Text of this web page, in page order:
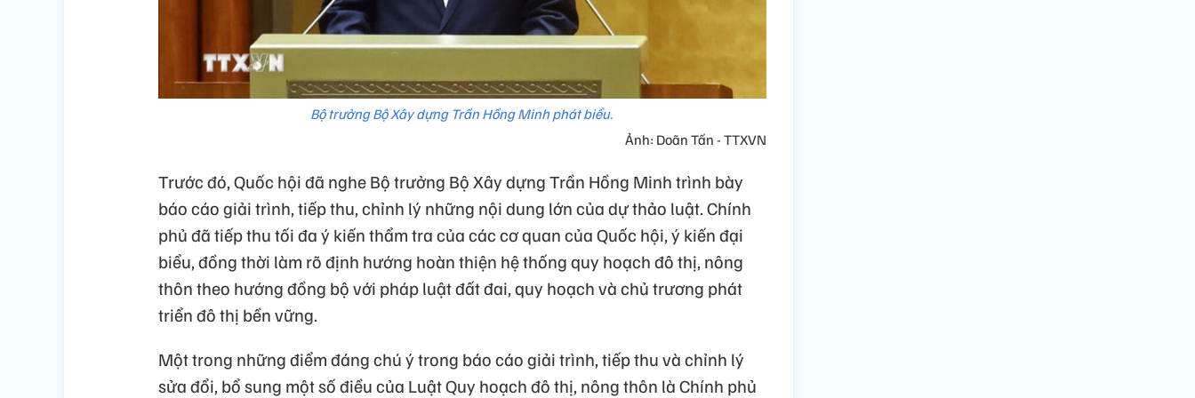
Bộ trưởng Bộ Xây dựng Trần Hồng Minh phát biểu.
Ảnh: Doãn Tấn - TTXVN
Trước đó, Quốc hội đã nghe Bộ trưởng Bộ Xây dựng Trần Hồng Minh trình bày
báo cáo giải trình, tiếp thu, chỉnh lý những nội dung lớn của dự thảo luật. Chính
phủ đã tiếp thu tối đa ý kiến thẩm tra của các cơ quan của Quốc hội, ý kiến đại
biểu, đồng thời làm rõ định hướng hoàn thiện hệ thống quy hoạch đô thị, nông
thôn theo hướng đồng bộ với pháp luật đất đai, quy hoạch và chủ trương phát
triển đô thị bền vững.
Một trong những điểm đáng chú ý trong báo cáo giải trình, tiếp thu và chỉnh lý
sửa đổi, bổ sung một số điều của Luật Quy hoạch đô thị, nông thôn là Chính phủ